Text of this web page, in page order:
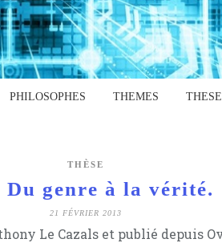
PHILOSOPHES THEMES THESE
THÈSE
Du genre à la vérité.
21 FÉVRIER 2013
Le Cazals et publié depuis